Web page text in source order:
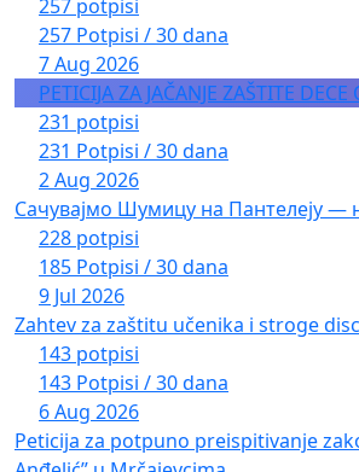
257 potpisi
257 Potpisi / 30 dana
7 Aug 2026
PETICIJA ZA JAČANJE ZAŠTITE
231 potpisi
231 Potpisi / 30 dana
2 Aug 2026
Сачувајмо Шумицу на Пантелеју —
228 potpisi
185 Potpisi / 30 dana
9 Jul 2026
Zahtev za zaštitu učenika i stroge
143 potpisi
143 Potpisi / 30 dana
6 Aug 2026
Peticija za potpuno preispitivanje